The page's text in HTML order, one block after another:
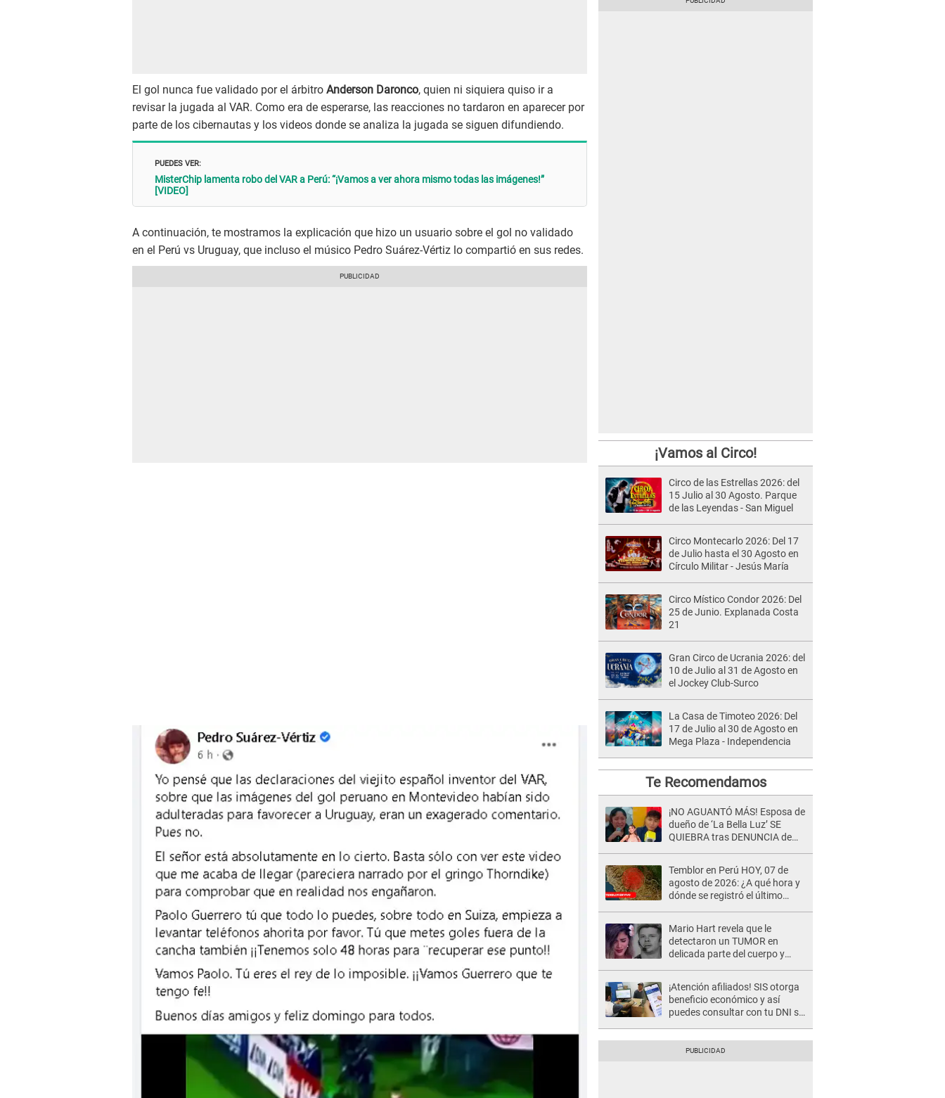
El gol nunca fue validado por el árbitro Anderson Daronco, quien ni siquiera quiso ir a
revisar la jugada al VAR. Como era de esperarse, las reacciones no tardaron en aparecer por
parte de los cibernautas y los videos donde se analiza la jugada se siguen difundiendo.
PUEDES VER:
MisterChip lamenta robo del VAR a Perú: “¡Vamos a ver ahora mismo todas las imágenes!”
[VIDEO]
A continuación, te mostramos la explicación que hizo un usuario sobre el gol no validado
en el Perú vs Uruguay, que incluso el músico Pedro Suárez-Vértiz lo compartió en sus redes.
¡Vamos al Circo!
Circo de las Estrellas 2026: del
15 Julio al 30 Agosto. Parque
de las Leyendas - San Miguel
Circo Montecarlo 2026: Del 17
de Julio hasta el 30 Agosto en
Círculo Militar - Jesús María
Circo Místico Condor 2026: Del
25 de Junio. Explanada Costa
21
Gran Circo de Ucrania 2026: del
10 de Julio al 31 de Agosto en
el Jockey Club-Surco
La Casa de Timoteo 2026: Del
17 de Julio al 30 de Agosto en
Mega Plaza - Independencia
Te Recomendamos
¡NO AGUANTÓ MÁS! Esposa de
dueño de ‘La Bella Luz’ SE
QUIEBRA tras DENUNCIA de
Temblor en Perú HOY, 07 de
agosto de 2026: ¿A qué hora y
dónde se registró el último
Mario Hart revela que le
detectaron un TUMOR en
delicada parte del cuerpo y
¡Atención afiliados! SIS otorga
beneficio económico y así
puedes consultar con tu DNI si